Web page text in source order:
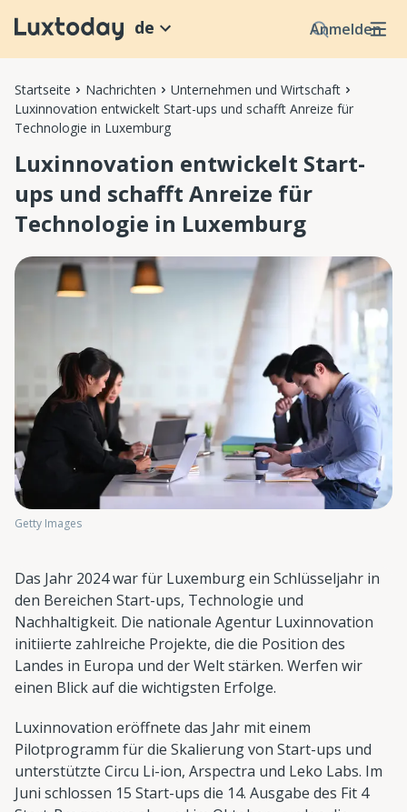
Anmelden
de
Startseite Nachrichten
Unternehmen und Wirtschaft
Luxinnovation entwickelt Start-ups und schafft Anreize für
Technologie in Luxemburg
Luxinnovation entwickelt Start-
ups und schafft Anreize für
Technologie in Luxemburg
Getty Images
Das Jahr 2024 war für Luxemburg ein Schlüsseljahr in
den Bereichen Start-ups, Technologie und
Nachhaltigkeit. Die nationale Agentur Luxinnovation
initiierte zahlreiche Projekte, die die Position des
Landes in Europa und der Welt stärken. Werfen wir
einen Blick auf die wichtigsten Erfolge.
Luxinnovation eröffnete das Jahr mit einem
Pilotprogramm für die Skalierung von Start-ups und
unterstützte Circu Li-ion, Arspectra und Leko Labs. Im
Juni schlossen 15 Start-ups die 14. Ausgabe des Fit 4